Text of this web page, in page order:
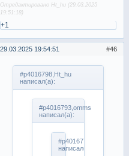
Отредактировано Ht_hu (29.03.2025
19:51:18)
+1
46
29.03.2025 19:54:51
#p4016798,Ht_hu
написал(а):
#p4016793,omms
написал(а):
#p4016774,Ht_hu
написал(а):